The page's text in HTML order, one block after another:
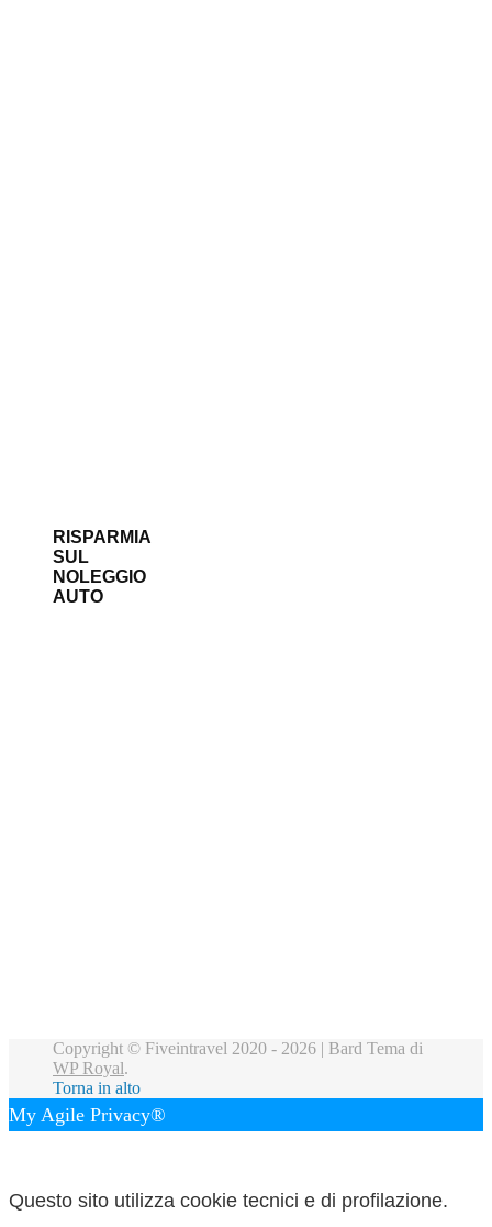
RISPARMIA
SUL
NOLEGGIO
AUTO
Copyright © Fiveintravel 2020 - 2026 | Bard Tema di
WP Royal.
Torna in alto
My Agile Privacy®
Questo sito utilizza cookie tecnici e di profilazione.